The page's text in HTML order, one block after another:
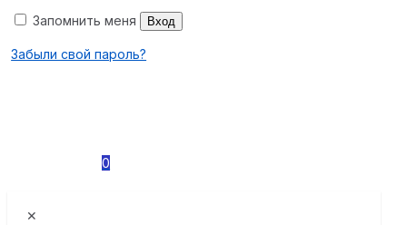
Запомнить меня Вход
Забыли свой пароль?
0
✕